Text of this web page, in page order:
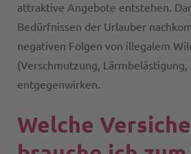
attraktive Angebote entstehen.
Bedürfnissen der Urlauber
negativen Folgen von illegalem
(Verschmutzung, Lärmbelästigung,
entgegenwirken.
Welche